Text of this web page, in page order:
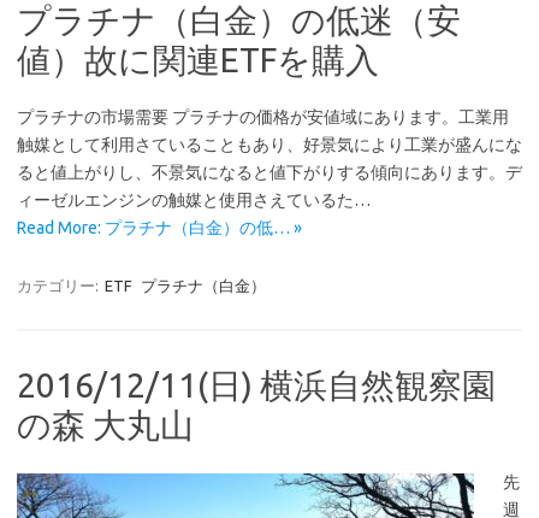
プラチナ（白金）の低迷（安
値）故に関連ETFを購入
プラチナの市場需要 プラチナの価格が安値域にあります。工業用
触媒として利用さていることもあり、好景気により工業が盛んにな
ると値上がりし、不景気になると値下がりする傾向にあります。デ
ィーゼルエンジンの触媒と使用さえているた…
Read More: プラチナ（白金）の低… »
カテゴリー: ETF プラチナ（白金）
2016/12/11(日) 横浜自然観察園
の森 大丸山
先
週